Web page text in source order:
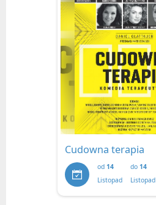
Cudowna terapia
od 14
Listopad
do 14
Listopad